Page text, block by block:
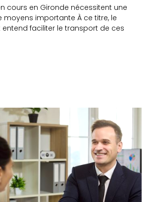
cours en Gironde nécessitent une
moyens importante À ce titre, le
faciliter le transport de ces